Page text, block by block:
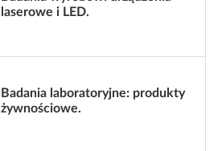
laserowe i LED.
Badania laboratoryjne: produkty
żywnościowe.